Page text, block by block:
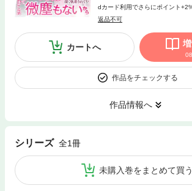
dカード利用でさらにポイント
返品不可
カートへ
作品をチェックする
作品情報へ
シリーズ 全1冊
未購入巻をまとめて買う